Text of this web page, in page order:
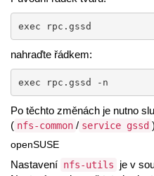
exec rpc.gssd
nahraďte řádkem:
exec rpc.gssd -n
Po těchto změnách je nutno
( nfs-common / service gssd
openSUSE
Nastavení nfs-utils je v